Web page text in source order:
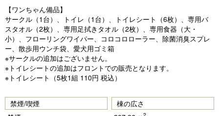
【ワンちゃん備品】
サークル（1台）、トイレ（1台）、トイレシート（6枚）、専用バ
スタオル（2枚）、専用足拭きタオル（2枚）、専用食器（大・
小）、フローリングワイパー、コロコロローラー、除菌消臭スプレ
ー、散歩用ウンチ袋、愛犬用ゴミ箱
※サークルの追加はございません。
※トイレシートの追加はフロントでの販売となります。
※トイレシート（5枚1組 110円 税込）
禁煙/喫煙
棟の広さ